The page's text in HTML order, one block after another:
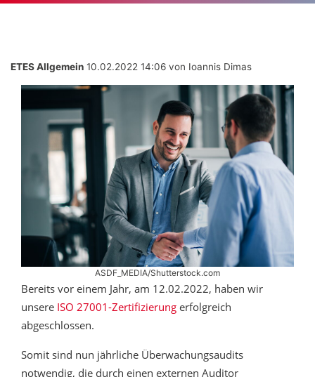
ETES Allgemein 10.02.2022 14:06 von Ioannis Dimas
ASDF_MEDIA/Shutterstock.com
Bereits vor einem Jahr, am 12.02.2022, haben wir
unsere ISO 27001-Zertifizierung erfolgreich
abgeschlossen.
Somit sind nun jährliche Überwachungsaudits
notwendig, die durch einen externen Auditor